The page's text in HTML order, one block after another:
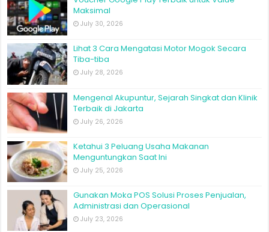
Maksimal
July 30, 2026
Lihat 3 Cara Mengatasi Motor Mogok Secara
Tiba-tiba
July 28, 2026
Mengenal Akupuntur, Sejarah Singkat dan Klinik
Terbaik di Jakarta
July 26, 2026
Ketahui 3 Peluang Usaha Makanan
Menguntungkan Saat Ini
July 25, 2026
Gunakan Moka POS Solusi Proses Penjualan,
Administrasi dan Operasional
July 23, 2026